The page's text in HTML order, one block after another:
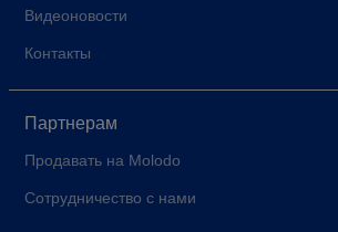
Видеоновости
Контакты
Партнерам
Продавать на Molodo
Сотрудничество с нами